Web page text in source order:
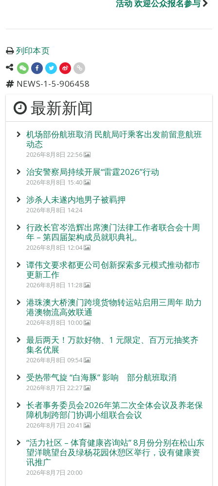
活动 欢迎公众报名参与
列印本页
NEWS-1-5-906458
最新新闻
机场部份航班取消 民航局吁乘客出发前留意航班
动态
2026年8月8日 22:56
治安警察局持续开展“雷霆2026”行动
2026年8月8日 15:40
涉杀人未遂内地男子被羁押
2026年8月8日 14:24
行政长官岑浩辉出席澳门法律工作者联合会十周
年 – 第四届架构成员就职典礼。
2026年8月8日 12:04
谭伟文要求都更公司创新探索多元模式推动都市
更新工作
2026年8月8日 11:28
港珠澳大桥澳门跨境货物转运站启用三周年 助力
港澳物流高效联通
2026年8月8日 10:00
最后两天！万款好物、1 元限定、百万元抽奖齐
集名优展
2026年8月8日 09:54
受热带气旋 “白海豚” 影响 部分航班取消
2026年8月7日 22:27
长者事务委员会2026年第二次全体会议及养老保
障机制跨部门协调小组联合会议
2026年8月7日 20:41
“活力社区 – 体育健康咨询站” 8月份分别在松山东
望洋眺望台及绿杨花园休憩区举行，设有健康资
讯推广
2026年8月7日 20:00